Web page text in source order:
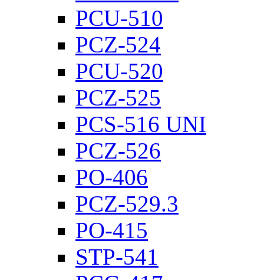
PCU-510
PCZ-524
PCU-520
PCZ-525
PCS-516 UNI
PCZ-526
PO-406
PCZ-529.3
PO-415
STP-541